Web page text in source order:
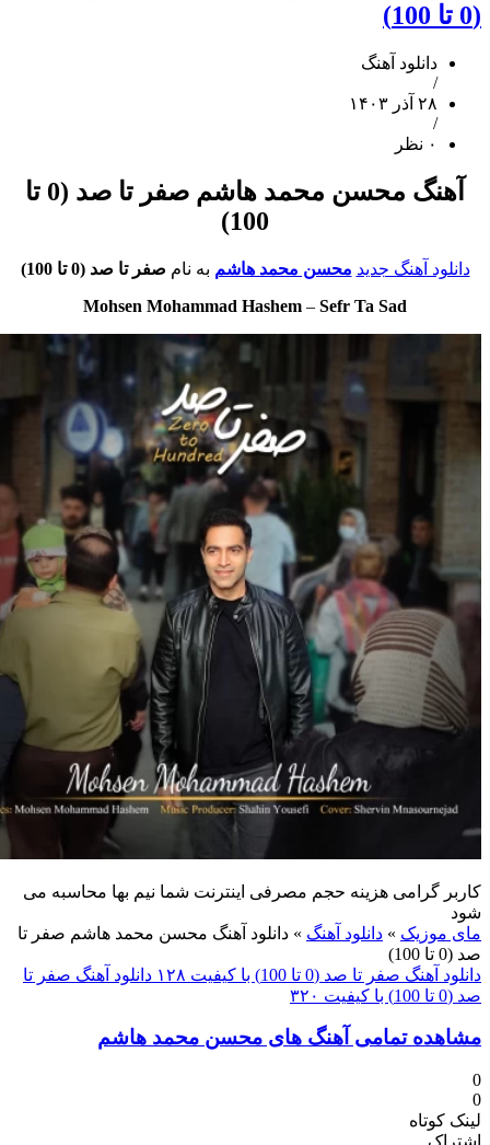
دانلود آهنگ
آهنگ محسن محمد هاشم صفر تا صد (0 تا
آهنگ جدید محسن محمد هاشم به نام صفر تا صد (0 تا 100)
Mohsen Mohammad Hashem–Sefr Ta Sad
گرامی هزینه حجم مصرفی اینترنت شما نیم بها محاسبه می
»دانلود آهنگ»دانلود آهنگ محسن محمد هاشم صفر تا
صفر تا صد (0 تا 100) با کیفیت ۱۲۸ دانلود آهنگ صفر تا
تمامی آهنگ های محسن محمد هاشم